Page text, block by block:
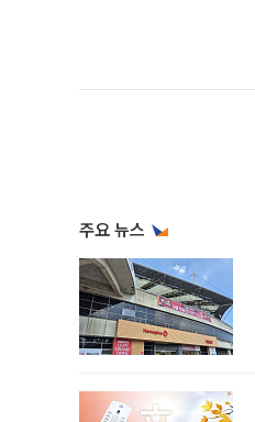
주요 뉴스